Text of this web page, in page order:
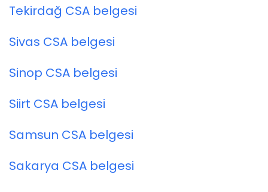
Tekirdağ CSA belgesi
Sivas CSA belgesi
Sinop CSA belgesi
Siirt CSA belgesi
Samsun CSA belgesi
Sakarya CSA belgesi